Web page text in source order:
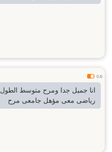
0.6
انا جميل جدا ومرح متوسط الطول
رياضى معى مؤهل جامعى مرح